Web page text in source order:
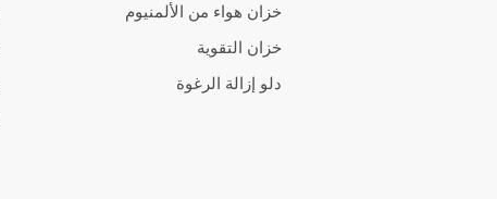
خزان هواء من الألمنيوم
خزان التقوية
دلو إزالة الرغوة